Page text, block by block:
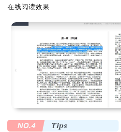
在线阅读效果
NO.4 Tips